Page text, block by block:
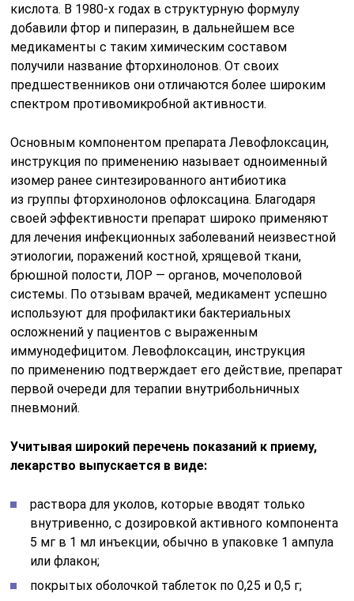
кислота. В 1980-х годах в структурную формулу
добавили фтор и пиперазин, в дальнейшем все
медикаменты с таким химическим составом
получили название фторхинолонов. От своих
предшественников они отличаются более широким
спектром противомикробной активности.
Основным компонентом препарата Левофлоксацин,
инструкция по применению называет одноименный
изомер ранее синтезированного антибиотика
из группы фторхинолонов офлоксацина. Благодаря
своей эффективности препарат широко применяют
для лечения инфекционных заболеваний неизвестной
этиологии, поражений костной, хрящевой ткани,
брюшной полости, ЛОР — органов, мочеполовой
системы. По отзывам врачей, медикамент успешно
используют для профилактики бактериальных
осложнений у пациентов с выраженным
иммунодефицитом. Левофлоксацин, инструкция
по применению подтверждает его действие, препарат
первой очереди для терапии внутрибольничных
пневмоний.
Учитывая широкий перечень показаний к приему,
лекарство выпускается в виде:
раствора для уколов, которые вводят только
внутривенно, с дозировкой активного компонента
5 мг в 1 мл инъекции, обычно в упаковке 1 ампула
или флакон;
покрытых оболочкой таблеток по 0,25 и 0,5 г;